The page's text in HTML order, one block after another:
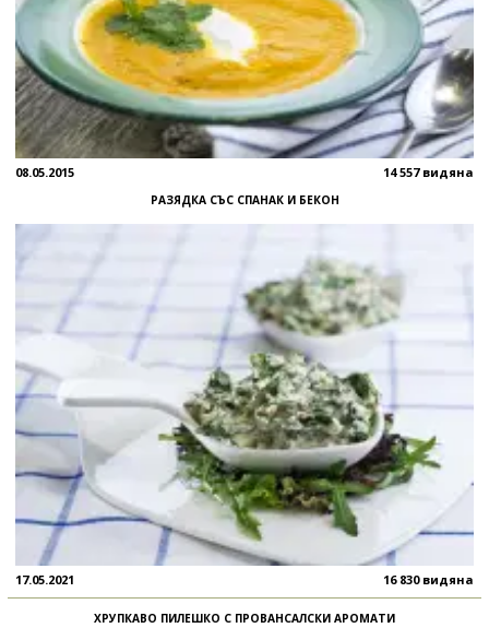
08.05.2015 14 557 видяна
РАЗЯДКА СЪС СПАНАК И БЕКОН
17.05.2021 16 830 видяна
ХРУПКАВО ПИЛЕШКО С ПРОВАНСАЛСКИ АРОМАТИ